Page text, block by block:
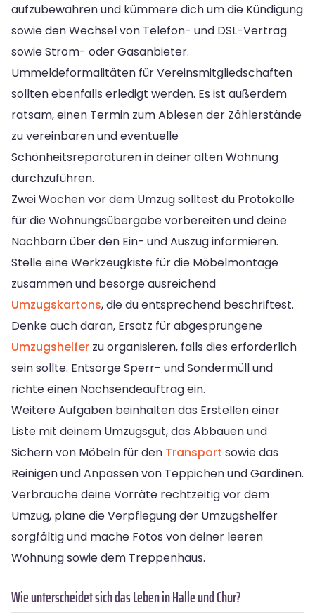
aufzubewahren und kümmere dich um die Kündigung
sowie den Wechsel von Telefon- und DSL-Vertrag
sowie Strom- oder Gasanbieter.
Ummeldeformalitäten für Vereinsmitgliedschaften
sollten ebenfalls erledigt werden. Es ist außerdem
ratsam, einen Termin zum Ablesen der Zählerstände
zu vereinbaren und eventuelle
Schönheitsreparaturen in deiner alten Wohnung
durchzuführen.
Zwei Wochen vor dem Umzug solltest du Protokolle
für die Wohnungsübergabe vorbereiten und deine
Nachbarn über den Ein- und Auszug informieren.
Stelle eine Werkzeugkiste für die Möbelmontage
zusammen und besorge ausreichend
Umzugskartons, die du entsprechend beschriftest.
Denke auch daran, Ersatz für abgesprungene
Umzugshelfer zu organisieren, falls dies erforderlich
sein sollte. Entsorge Sperr- und Sondermüll und
richte einen Nachsendeauftrag ein.
Weitere Aufgaben beinhalten das Erstellen einer
Liste mit deinem Umzugsgut, das Abbauen und
Sichern von Möbeln für den Transport sowie das
Reinigen und Anpassen von Teppichen und Gardinen.
Verbrauche deine Vorräte rechtzeitig vor dem
Umzug, plane die Verpflegung der Umzugshelfer
sorgfältig und mache Fotos von deiner leeren
Wohnung sowie dem Treppenhaus.
Wie unterscheidet sich das Leben in Halle und Chur?